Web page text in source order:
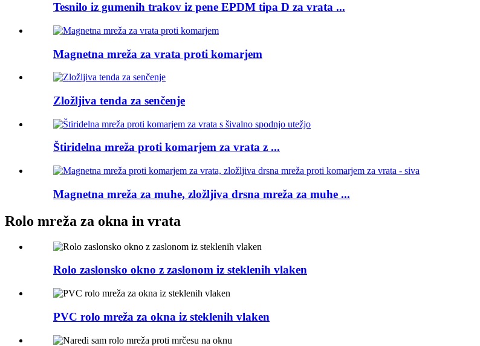
Tesnilo iz gumenih trakov iz pene EPDM tipa D za vrata ...
Magnetna mreža za vrata proti komarjem
Zložljiva tenda za senčenje
Štiridelna mreža proti komarjem za vrata z ...
Magnetna mreža za muhe, zložljiva drsna mreža za muhe ...
Rolo mreža za okna in vrata
Rolo zaslonsko okno z zaslonom iz steklenih vlaken
PVC rolo mreža za okna iz steklenih vlaken